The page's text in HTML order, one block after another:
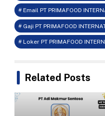
# Email PT PRIMAFOOD
# Gaji PT PRIMAFOOD
# Loker PT PRIMAFOOD
Related Posts